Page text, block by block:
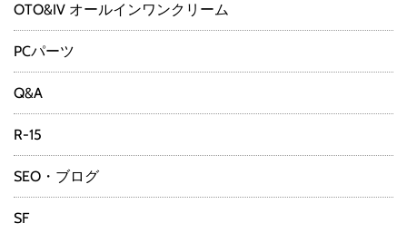
OTO&IV オールインワンクリーム
PCパーツ
Q&A
R-15
SEO・ブログ
SF